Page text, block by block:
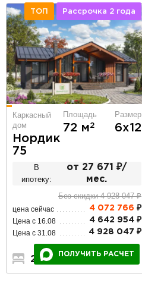
ТОП Рассрочка 2 года
Каркасный
дом
Нордик
75
Площадь
72 м2
Размер
6х12
В
ипотеку:
от 27 671 ₽/
мес.
Без скидки 4 928 047 ₽
цена сейчас 4 072 766 ₽
Цена с 16.08 4 642 954 ₽
Цена с 31.08 4 928 047 ₽
2
ПОЛУЧИТЬ РАСЧЕТ